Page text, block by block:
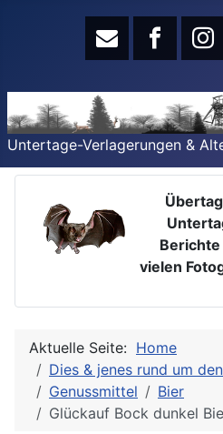
Untertage-Verlagerungen &
vielen
Aktuelle Seite: Home
Dies & jenes rund um
Genussmittel
Bier
Glückauf Bock dunkel